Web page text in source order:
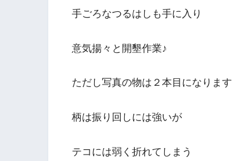
手ごろなつるはしも手に入り
意気揚々と開墾作業♪
ただし写真の物は２本目になります
柄は振り回しには強いが
テコには弱く折れてしまう